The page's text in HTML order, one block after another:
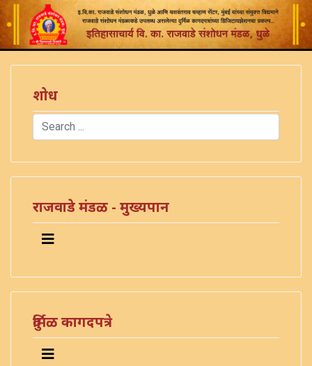
शोध
Search
राजवाडे मंडळ - मुख्यपान
दुर्मिळ कागदपत्रे